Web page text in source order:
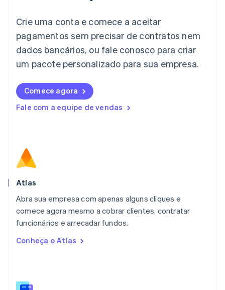
Crie uma conta e comece a aceitar
pagamentos sem precisar de contratos nem
dados bancários, ou fale conosco para criar
um pacote personalizado para sua empresa.
Comece agora
Fale com a equipe de vendas
Atlas
Abra sua empresa com apenas alguns cliques e
comece agora mesmo a cobrar clientes, contratar
funcionários e arrecadar fundos.
Conheça o Atlas
Italiano English
日本語English
Letônia
Liechtenstein
Lituânia
English
Luxemburgo
English
México
Español
English
Nova Zelândia
English
NederlandsEnglish
Português